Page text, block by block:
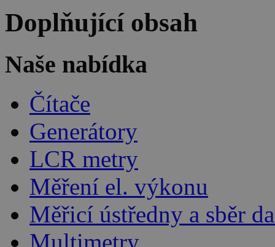
Doplňující obsah
Naše nabídka
Čítače
Generátory
LCR metry
Měření el. výkonu
Měřicí ústředny a sběr